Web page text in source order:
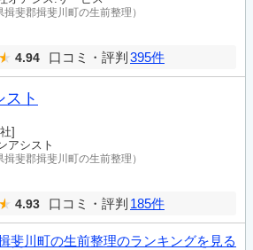
揖斐郡揖斐川町の生前整理）
4.94 口コミ・評判 395件
スト
]
アシスト
揖斐郡揖斐川町の生前整理）
4.93 口コミ・評判 185件
斐川町の生前整理のランキングを見る